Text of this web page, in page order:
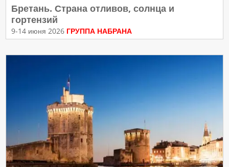
Бретань. Страна отливов, солнца и
гортензий
9-14 июня 2026 ГРУППА НАБРАНА